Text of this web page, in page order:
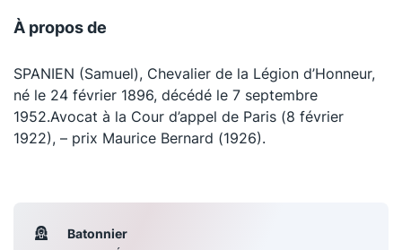
À propos de
SPANIEN (Samuel), Chevalier de la Légion d’Honneur,
né le 24 février 1896, décédé le 7 septembre
1952.Avocat à la Cour d’appel de Paris (8 février
1922), – prix Maurice Bernard (1926).
Batonnier
La Conférence
Le Concours de la Conférence
La Conférence Berryer